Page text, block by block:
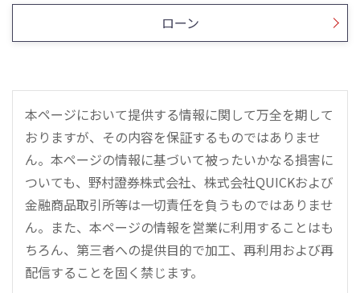
ローン
本ページにおいて提供する情報に関して万全を期して
おりますが、その内容を保証するものではありませ
ん。本ページの情報に基づいて被ったいかなる損害に
ついても、野村證券株式会社、株式会社QUICKおよび
金融商品取引所等は一切責任を負うものではありませ
ん。また、本ページの情報を営業に利用することはも
ちろん、第三者への提供目的で加工、再利用および再
配信することを固く禁じます。